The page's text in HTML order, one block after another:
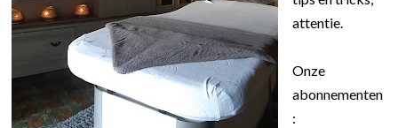
attentie.
Onze
abonnementen
: